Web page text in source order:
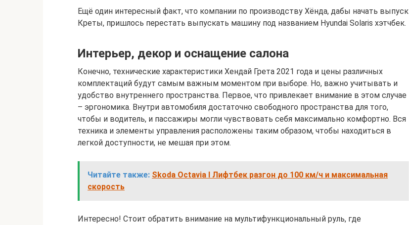
Ещё один интересный факт, что компании по производству Хёнда, дабы начать выпуск
Креты, пришлось перестать выпускать машину под названием Hyundai Solaris хэтчбек.
Интерьер, декор и оснащение салона
Конечно, технические характеристики Хендай Грета 2021 года и цены различных
комплектаций будут самым важным моментом при выборе. Но, важно учитывать и
удобство внутреннего пространства. Первое, что привлекает внимание в этом случае
– эргономика. Внутри автомобиля достаточно свободного пространства для того,
чтобы и водитель, и пассажиры могли чувствовать себя максимально комфортно. Вся
техника и элементы управления расположены таким образом, чтобы находиться в
легкой доступности, не мешая при этом.
Читайте также: Skoda Octavia I Лифтбек разгон до 100 км/ч и максимальная
скорость
Интересно! Стоит обратить внимание на мультифункциональный руль, где